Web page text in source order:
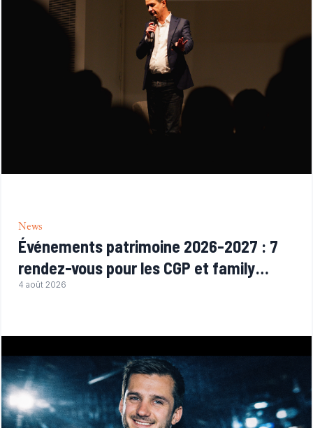
News
Événements patrimoine 2026-2027 : 7
rendez-vous pour les CGP et family
offices
4 août 2026